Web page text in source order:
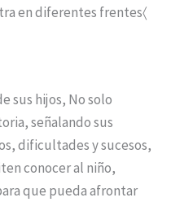
en diferentes frentes〈
sus hijos, No solo
señalando sus
dificultades y sucesos,
conocer al niño,
que pueda afrontar